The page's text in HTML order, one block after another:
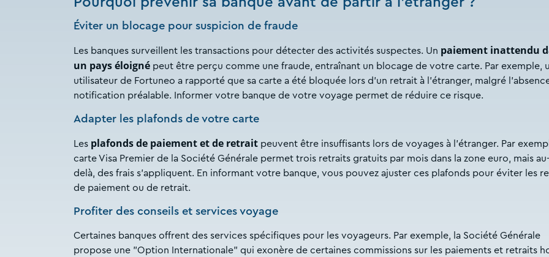
Éviter un blocage pour suspicion de fraude
Les banques surveillent les transactions pour détecter des activités suspectes. Un paiement inattendu
un pays éloigné peut être perçu comme une fraude, entraînant un blocage de votre carte. Par exemple,
utilisateur de Fortuneo a rapporté que sa carte a été bloquée lors d'un retrait à l'étranger, malgré
notification préalable. Informer votre banque de votre voyage permet de réduire ce risque.
Adapter les plafonds de votre carte
Les plafonds de paiement et de retrait peuvent être insuffisants lors de voyages à l'étranger. Par
carte Visa Premier de la Société Générale permet trois retraits gratuits par mois dans la zone euro, mais au-
delà, des frais s'appliquent. En informant votre banque, vous pouvez ajuster ces plafonds pour éviter les
de paiement ou de retrait.
Profiter des conseils et services voyage
Certaines banques offrent des services spécifiques pour les voyageurs. Par exemple, la Société Générale
propose une "Option Internationale" qui exonère de certaines commissions sur les paiements et retraits